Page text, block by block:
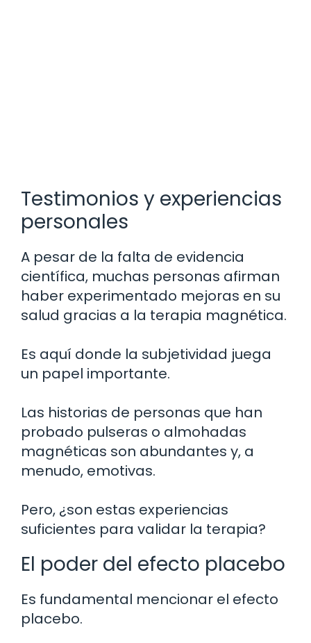
Testimonios y experiencias
personales
A pesar de la falta de evidencia
científica, muchas personas afirman
haber experimentado mejoras en su
salud gracias a la terapia magnética.
Es aquí donde la subjetividad juega
un papel importante.
Las historias de personas que han
probado pulseras o almohadas
magnéticas son abundantes y, a
menudo, emotivas.
Pero, ¿son estas experiencias
suficientes para validar la terapia?
El poder del efecto placebo
Es fundamental mencionar el efecto
placebo.